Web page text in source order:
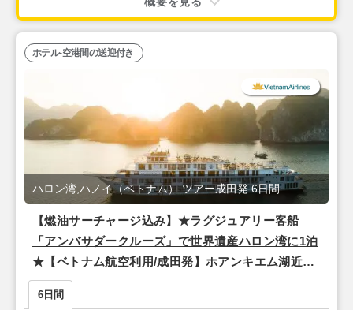
【燃油サーチャージ込み】★ラグジュアリー客船
「アンバサダークルーズ」で世界遺産ハロン湾に1泊
★【ベトナム航空利用/成田発】ホアンキエム湖近
く！観光に便利でスタイリッシュな4つ星『ザ・チー
ブティック・ハノイ（スーペリアルーム）』宿泊ハ
ハロン湾,ハノイ（ベトナム） ツアー成田発 6日間
ホテル-空港間の送迎付き
6日間